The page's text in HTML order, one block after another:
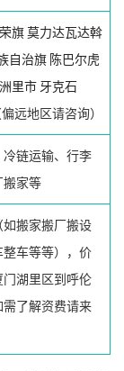
旗莫力达瓦达斡
自治旗 陈巴尔虎
里市 牙克石
偏远地区请咨询）
链运输、行李
搬家等
搬家搬厂搬设
车等等），价
湖里区到呼伦
需了解资费请来